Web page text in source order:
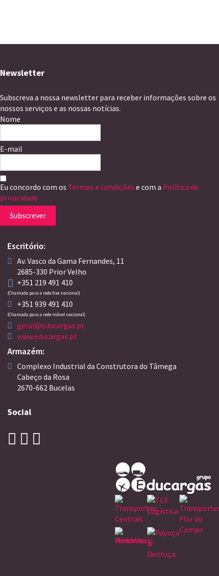
Newsletter
Subscreva a nossa newsletter para receber informações sobre os
nossos serviços e as nossas notícias.
Nome
E-mail
Eu concordo com os Termos e condições e com a Política de
privacidade
Subscrever
Escritório:
Av. Vasco da Gama Fernandes, 11
2685-330 Prior Velho
+351 219 491 410
(Chamada para a rede fixa nacional)
+351 939 491 410
(Chamada para a rede móvel nacional)
geral@educargas.pt
www.educargas.pt
Armazém:
Complexo Industrial da Construtora do Tâmega
Cabeço da Rosa
2670-662 Bucelas
Social